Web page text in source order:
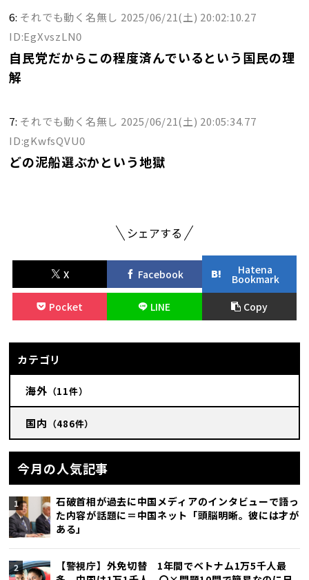
6: それでも動く名無し 2025/06/21(土) 20:02:10.27
ID:EgXvszLN0
自民党だからこの程度済んでいるという国民の理
解
7: それでも動く名無し 2025/06/21(土) 20:05:34.77
ID:gKwfsQVU0
どの泥船選ぶかという地獄
シェアする
X Facebook Hatena
Bookmark
Pocket
LINE Copy
カテゴリ
海外 （11件）
国内 （486件）
今月の人気記事
石破首相が過去に中国メディアのインタビューで語っ
た内容が話題に＝中国ネット「頭脳明晰。彼には才が
ある」
【警視庁】外免切替 1年間でベトナム1万5千人最